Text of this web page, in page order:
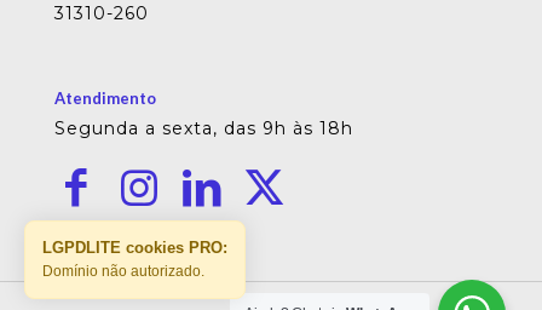
31310-260
Atendimento
Segunda a sexta, das 9h às 18h
LGPDLITE cookies PRO:
Domínio não autorizado.